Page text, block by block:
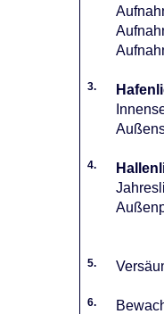
3.
4.
5.
6.